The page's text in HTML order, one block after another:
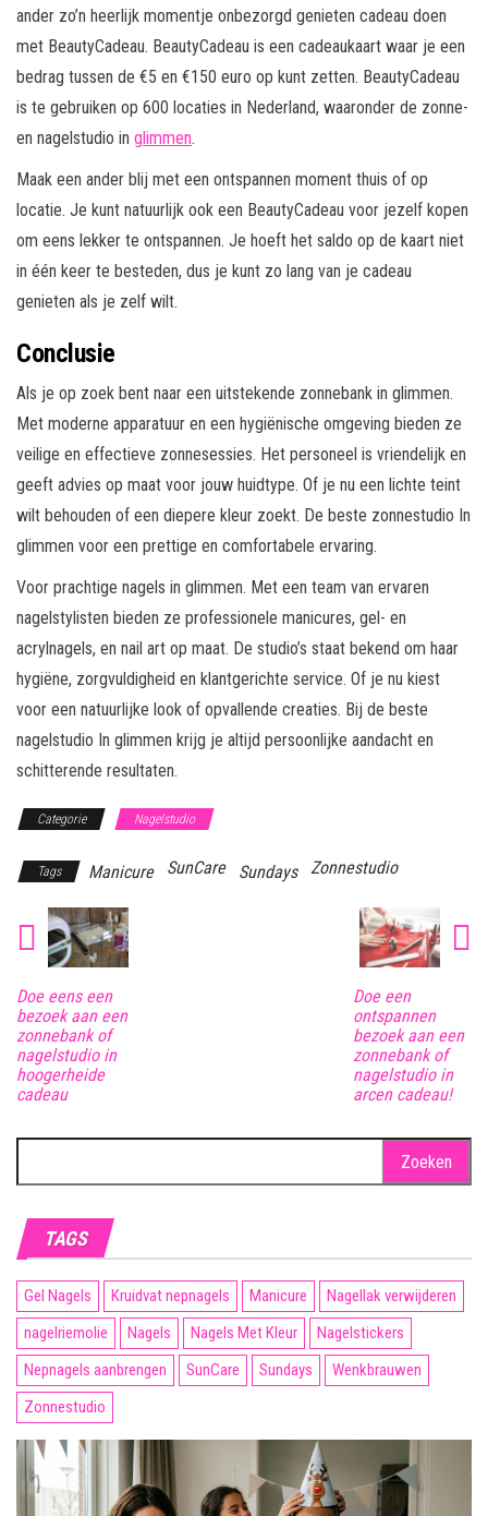
ander zo’n heerlijk momentje onbezorgd genieten cadeau doen
met BeautyCadeau. BeautyCadeau is een cadeaukaart waar je een
bedrag tussen de €5 en €150 euro op kunt zetten. BeautyCadeau
is te gebruiken op 600 locaties in Nederland, waaronder de zonne-
en nagelstudio in glimmen.
Maak een ander blij met een ontspannen moment thuis of op
locatie. Je kunt natuurlijk ook een BeautyCadeau voor jezelf kopen
om eens lekker te ontspannen. Je hoeft het saldo op de kaart niet
in één keer te besteden, dus je kunt zo lang van je cadeau
genieten als je zelf wilt.
Conclusie
Als je op zoek bent naar een uitstekende zonnebank in glimmen.
Met moderne apparatuur en een hygiënische omgeving bieden ze
veilige en effectieve zonnesessies. Het personeel is vriendelijk en
geeft advies op maat voor jouw huidtype. Of je nu een lichte teint
wilt behouden of een diepere kleur zoekt. De beste zonnestudio In
glimmen voor een prettige en comfortabele ervaring.
Voor prachtige nagels in glimmen. Met een team van ervaren
nagelstylisten bieden ze professionele manicures, gel- en
acrylnagels, en nail art op maat. De studio’s staat bekend om haar
hygiëne, zorgvuldigheid en klantgerichte service. Of je nu kiest
voor een natuurlijke look of opvallende creaties. Bij de beste
nagelstudio In glimmen krijg je altijd persoonlijke aandacht en
schitterende resultaten.
Categorie Nagelstudio
Tags Manicure SunCare Sundays Zonnestudio
Doe eens een
bezoek aan een
zonnebank of
nagelstudio in
hoogerheide
cadeau
Doe een
ontspannen
bezoek aan een
zonnebank of
nagelstudio in
arcen cadeau!
naar:
TAGS
Gel Nagels Kruidvat nepnagels Manicure
Nagellak verwijderen
nagelriemolie
Nagels Nagels Met Kleur
Nagelstickers
Nepnagels aanbrengen
SunCare Sundays
Wenkbrauwen
Zonnestudio